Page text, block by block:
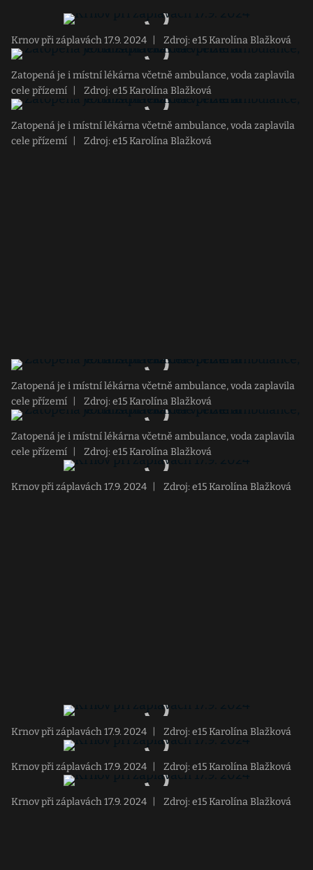
Krnov při záplavách 17.9. 2024 Zdroj: e15 Karolína Blažková
Zatopená je i místní lékárna včetně ambulance, voda zaplavila
cele přízemí
Zdroj: e15 Karolína Blažková
Zatopená je i místní lékárna včetně ambulance, voda zaplavila
cele přízemí
Zdroj: e15 Karolína Blažková
Zatopená je i místní lékárna včetně ambulance, voda zaplavila
cele přízemí
Zdroj: e15 Karolína Blažková
Zatopená je i místní lékárna včetně ambulance, voda zaplavila
cele přízemí
Zdroj: e15 Karolína Blažková
Krnov při záplavách 17.9. 2024 Zdroj: e15 Karolína Blažková
Krnov při záplavách 17.9. 2024 Zdroj: e15 Karolína Blažková
Krnov při záplavách 17.9. 2024 Zdroj: e15 Karolína Blažková
Krnov při záplavách 17.9. 2024 Zdroj: e15 Karolína Blažková